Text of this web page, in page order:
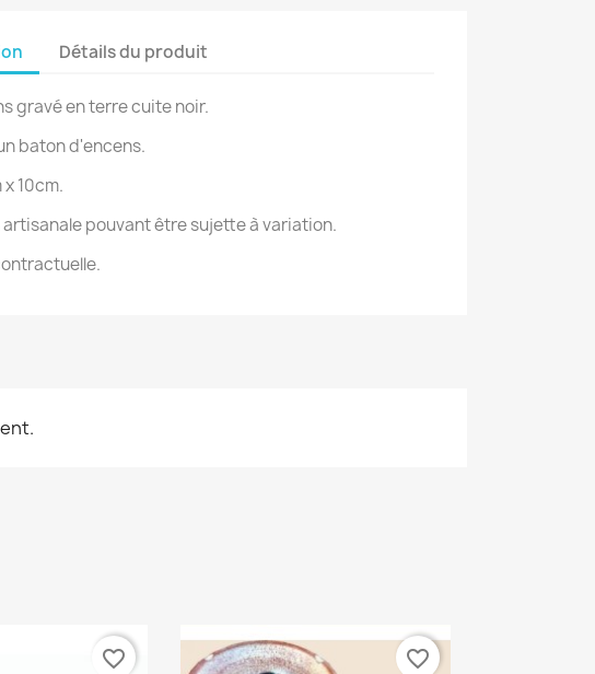
Détails du produit
gravé en terre cuite noir.
baton d'encens.
x 10cm.
pouvant être sujette à variation.
favorite_border favorite_border